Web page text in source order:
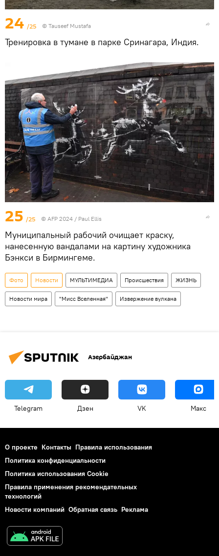
24 /25 © Tauseef Mustafa
Тренировка в тумане в парке Сринагара, Индия.
25 /25 © AFP 2024 / Paul Ellis
Муниципальный рабочий очищает краску,
нанесенную вандалами на картину художника
Бэнкси в Бирмингеме.
Фото Новости МУЛЬТИМЕДИА Происшествия ЖИЗНЬ
Новости мира "Мисс Вселенная" Извержение вулкана
Азербайджан
Telegram Дзен VK Макс
О проекте Контакты Правила использования
Политика конфиденциальности
Политика использования Cookie
Правила применения рекомендательных
технологий
Новости компаний Обратная связь Реклама